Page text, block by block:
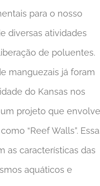
para o nosso
diversas atividades
de poluentes.
manguezais já foram
do Kansas nos
projeto que envolve
“Reef Walls”.
as características das
aquáticos e